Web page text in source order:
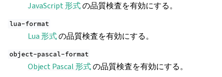
JavaScript 形式の品質検査を有効にする。
lua-format
Lua 形式の品質検査を有効にする。
object-pascal-format
Object Pascal 形式の品質検査を有効にする。